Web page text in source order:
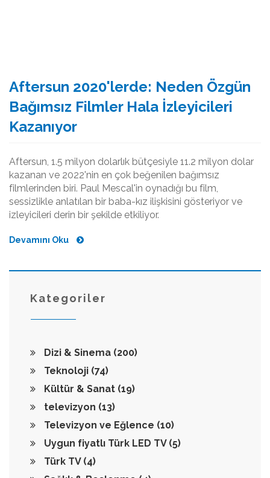
Aftersun 2020'lerde: Neden Özgün
Bağımsız Filmler Hala İzleyicileri
Kazanıyor
Aftersun, 1.5 milyon dolarlık bütçesiyle 11.2 milyon dolar
kazanan ve 2022'nin en çok beğenilen bağımsız
filmlerinden biri. Paul Mescal'in oynadığı bu film,
sessizlikle anlatılan bir baba-kız ilişkisini gösteriyor ve
izleyicileri derin bir şekilde etkiliyor.
Devamını Oku
Kategoriler
Dizi & Sinema (200)
Teknoloji (74)
Kültür & Sanat (19)
televizyon (13)
Televizyon ve Eğlence (10)
Uygun fiyatlı Türk LED TV (5)
Türk TV (4)